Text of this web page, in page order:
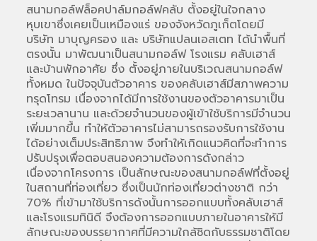
สนามกอล์ฟล็อคปาล์มกอล์ฟคลับ ตั้งอยู่ในใจกลาง
หุบเขาซึ่งเคยเป็นเหมืองแร่ ของจังหวัดภูเก็ตโดยมี
บริษัท มาบุญครอง และ บริษัทแปลนเอสเตท ได้นำพื้นที่
ตรงนั้น มาพัฒนาเป็นสนามกอล์ฟ โรงแรม คลับเฮาส์
และบ้านพักอาศัย ซึ่ง ตั้งอยู่ภายในบริเวณสนามกอล์ฟ
ทั้งหมด ในปัจจุบันตัวอาคาร ของคลับเฮาส์มีสภาพความ
ทรุดโทรม เนื่องจากได้มีการใช้งานของตัวอาคารมาเป็น
ระยะเวลานาน และด้วยจำนวนของผู้เข้าใช้บริการมีจำนวน
เพิ่มมากขึ้น ทำให้ตัวอาคารไม่สามารถรองรับการใช้งาน
ได้อย่างเต็มประสิทธิภาพ จึงทำให้เกิดแนวคิดที่จะทำการ
ปรับปรุงเพื่อตอบสนองความต้องการดังกล่าว
เนื่องจากโครงการ เป็นลักษณะของสนามกอล์ฟที่ตั้งอยู่
ในสถานที่ท่องเที่ยว ซึ่งเป็นนักท่องเที่ยวต่างชาติ กว่า
70% ที่เข้ามาใช้บริการดังนั้นการออกแบบทั้งคลับเฮาส์
และโรงแรมทินิดี จึงต้องการออกแบบภายในอาคารให้มี
ลักษณะของบรรยากาศที่มีความใกล้ชิดกับธรรมชาติโดย